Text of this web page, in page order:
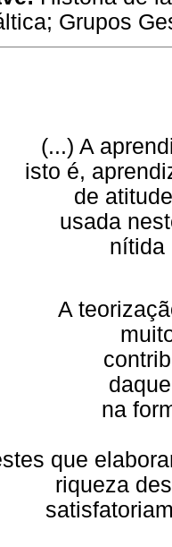
Grupos
(...) A
isto é,
de
usada
nítida
A
na
que
riqueza